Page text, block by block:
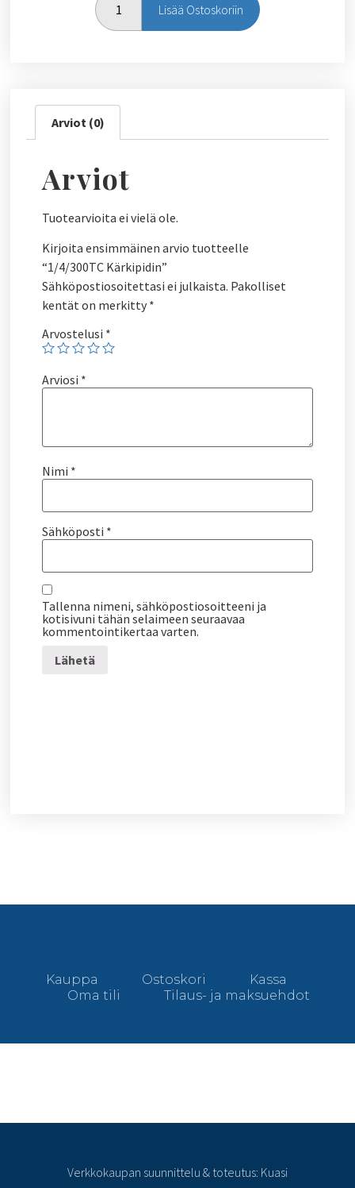
Lisää Ostoskoriin
Arviot (0)
Arviot
Tuotearvioita ei vielä ole.
Kirjoita ensimmäinen arvio tuotteelle
“1/4/300TC Kärkipidin”
Sähköpostiosoitettasi ei julkaista. Pakolliset
kentät on merkitty *
Arvostelusi *
Arviosi *
Nimi *
Sähköposti *
Tallenna nimeni, sähköpostiosoitteeni ja
kotisivuni tähän selaimeen seuraavaa
kommentointikertaa varten.
Kauppa Ostoskori
Kassa
Oma tili
Tilaus- ja maksuehdot
Verkkokaupan suunnittelu & toteutus: Kuasi